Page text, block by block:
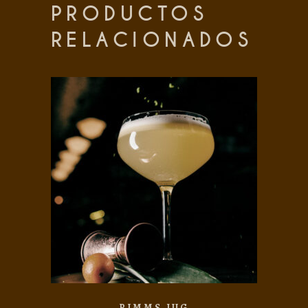
PRODUCTOS
RELACIONADOS
Add to wishlist